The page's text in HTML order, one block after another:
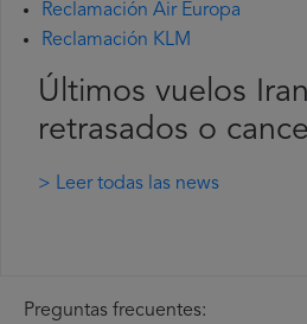
Reclamación Air Europa
Reclamación KLM
Últimos vuelos
retrasados o
> Leer todas las news
Preguntas frecuentes: